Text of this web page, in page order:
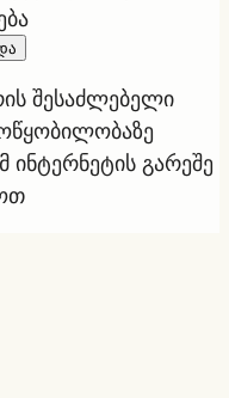
შესაძლებელი
ინტერნეტის გარეშე